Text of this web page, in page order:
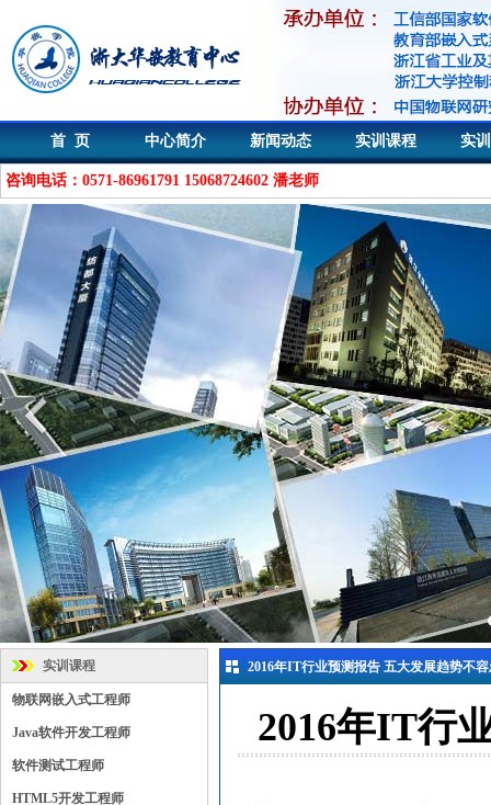
首 页 中心简介 新闻动态 实训课程 实
咨询电话：0571-86961791 15068724602 潘老师
实训课程
物联网嵌入式工程师
Java软件开发工程师
软件测试工程师
HTML5开发工程师
2016年IT行业预测报告 五大发展趋势不
2016年IT行